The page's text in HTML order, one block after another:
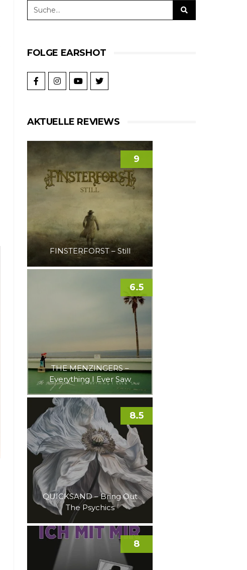
FOLGE EARSHOT
AKTUELLE REVIEWS
FINSTERFORST – Still
9
THE MENZINGERS –
Everything I Ever Saw
6.5
QUICKSAND – Bring Out
The Psychics
8.5
8